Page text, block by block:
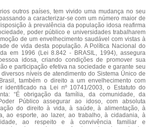
outros países, tem vivido uma mudança no seu
a caracterizar-se com um número maior de
à prevalência da população idosa reafirma
poder público e universidades trabalharem
de um envelhecimento saudável com vistas à
de vida desta população. A Política Nacional do
em 1996 (Lei 8.842 - BRASIL, 1994), assegura
idosa, criando condições de promover sua
e participação efetiva na sociedade e garante seu
níveis de atendimento do Sistema Único de
também o direito a um envelhecimento com
identificado na Lei nº 10741/2003, o Estatuto do
“É obrigação da família, da comunidade, da
Público assegurar ao idoso, com absoluta
do direito à vida, à saúde, à alimentação, à
ao esporte, ao lazer, ao trabalho, à cidadania, à
ao respeito e à convivência familiar e